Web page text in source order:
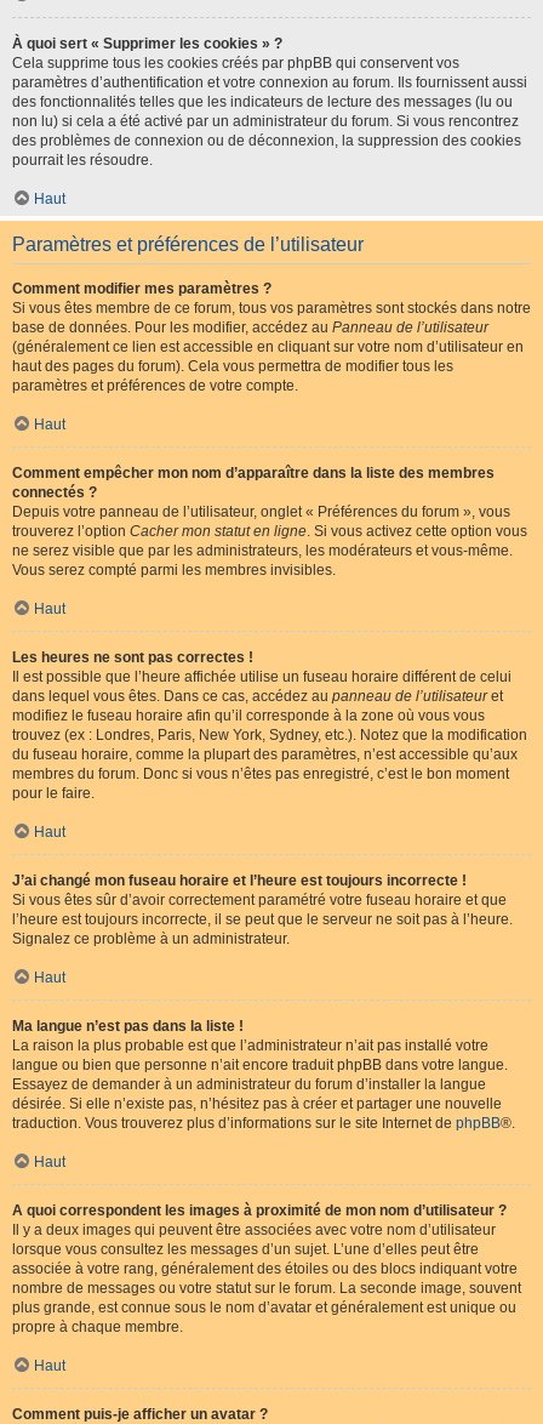
À quoi sert « Supprimer les cookies » ?
Cela supprime tous les cookies créés par phpBB qui conservent vos
paramètres d’authentification et votre connexion au forum. Ils fournissent aussi
des fonctionnalités telles que les indicateurs de lecture des messages (lu ou
non lu) si cela a été activé par un administrateur du forum. Si vous rencontrez
des problèmes de connexion ou de déconnexion, la suppression des cookies
pourrait les résoudre.
Haut
Paramètres et préférences de l’utilisateur
Comment modifier mes paramètres ?
Si vous êtes membre de ce forum, tous vos paramètres sont stockés dans notre
base de données. Pour les modifier, accédez au Panneau de l’utilisateur
(généralement ce lien est accessible en cliquant sur votre nom d’utilisateur en
haut des pages du forum). Cela vous permettra de modifier tous les
paramètres et préférences de votre compte.
Haut
Comment empêcher mon nom d’apparaître dans la liste des membres
connectés ?
Depuis votre panneau de l’utilisateur, onglet « Préférences du forum », vous
trouverez l’option Cacher mon statut en ligne. Si vous activez cette option vous
ne serez visible que par les administrateurs, les modérateurs et vous-même.
Vous serez compté parmi les membres invisibles.
Haut
Les heures ne sont pas correctes !
Il est possible que l’heure affichée utilise un fuseau horaire différent de celui
dans lequel vous êtes. Dans ce cas, accédez au panneau de l’utilisateuret
modifiez le fuseau horaire afin qu’il corresponde à la zone où vous vous
trouvez (ex : Londres, Paris, New York, Sydney, etc.). Notez que la modification
du fuseau horaire, comme la plupart des paramètres, n’est accessible qu’aux
membres du forum. Donc si vous n’êtes pas enregistré, c’est le bon moment
pour le faire.
Haut
J’ai changé mon fuseau horaire et l’heure est toujours incorrecte !
Si vous êtes sûr d’avoir correctement paramétré votre fuseau horaire et que
l’heure est toujours incorrecte, il se peut que le serveur ne soit pas à l’heure.
Signalez ce problème à un administrateur.
Haut
Ma langue n’est pas dans la liste !
La raison la plus probable est que l’administrateur n’ait pas installé votre
langue ou bien que personne n’ait encore traduit phpBB dans votre langue.
Essayez de demander à un administrateur du forum d’installer la langue
désirée. Si elle n’existe pas, n’hésitez pas à créer et partager une nouvelle
traduction. Vous trouverez plus d’informations sur le site Internet de phpBB®.
Haut
A quoi correspondent les images à proximité de mon nom d’utilisateur ?
Il y a deux images qui peuvent être associées avec votre nom d’utilisateur
lorsque vous consultez les messages d’un sujet. L’une d’elles peut être
associée à votre rang, généralement des étoiles ou des blocs indiquant votre
nombre de messages ou votre statut sur le forum. La seconde image, souvent
plus grande, est connue sous le nom d’avatar et généralement est unique ou
propre à chaque membre.
Haut
Comment puis-je afficher un avatar ?